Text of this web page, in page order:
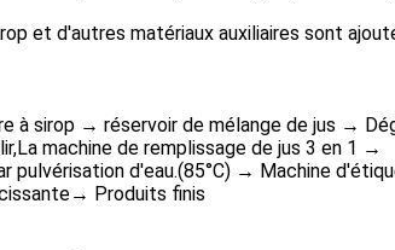
et d'autres matériaux auxiliaires sont
sirop → réservoir de mélange de jus →
machine de remplissage de jus 3 en 1 →
d'eau.(85°C) → Machine
Produits finis